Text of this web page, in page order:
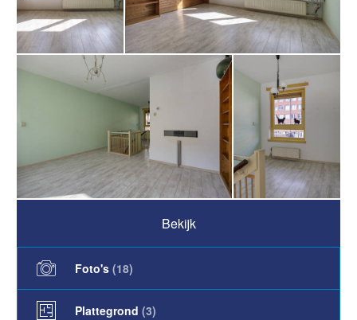
Bekijk
Foto's (18)
Plattegrond (3)